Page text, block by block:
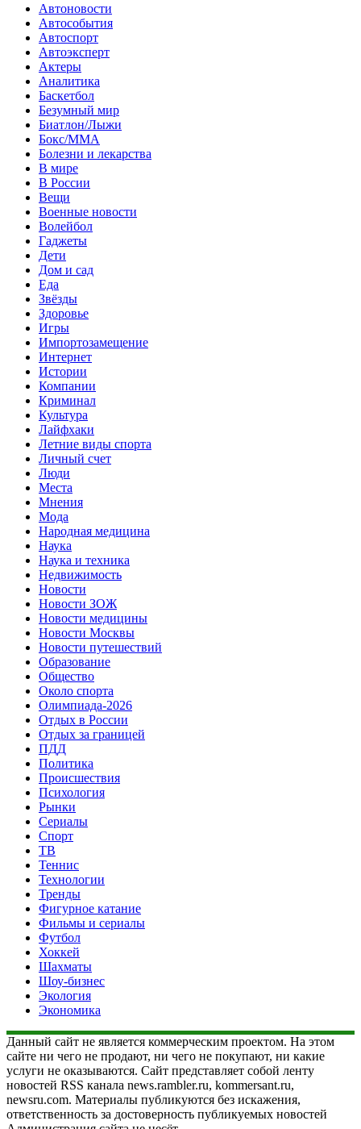
Автоновости
Автособытия
Автоспорт
Автоэксперт
Актеры
Аналитика
Баскетбол
Безумный мир
Биатлон/Лыжи
Бокс/MMA
Болезни и лекарства
В мире
В России
Вещи
Военные новости
Волейбол
Гаджеты
Дети
Дом и сад
Еда
Звёзды
Здоровье
Игры
Импортозамещение
Интернет
Истории
Компании
Криминал
Культура
Лайфхаки
Летние виды спорта
Личный счет
Люди
Места
Мнения
Мода
Народная медицина
Наука
Наука и техника
Недвижимость
Новости
Новости ЗОЖ
Новости медицины
Новости Москвы
Новости путешествий
Образование
Общество
Около спорта
Олимпиада-2026
Отдых в России
Отдых за границей
ПДД
Политика
Происшествия
Психология
Рынки
Сериалы
Спорт
ТВ
Теннис
Технологии
Тренды
Фигурное катание
Фильмы и сериалы
Футбол
Хоккей
Шахматы
Шоу-бизнес
Экология
Экономика
Данный сайт не является коммерческим проектом. На этом
сайте ни чего не продают, ни чего не покупают, ни какие
услуги не оказываются. Сайт представляет собой ленту
новостей RSS канала news.rambler.ru, kommersant.ru,
newsru.com. Материалы публикуются без искажения,
ответственность за достоверность публикуемых новостей